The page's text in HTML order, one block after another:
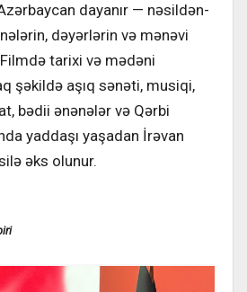
dayanır — nəsildən-
dəyərlərin və mənəvi
Filmdə tarixi və mədəni
şəkildə aşıq sənəti, musiqi,
bədii ənənələr və Qərbi
yaddaşı yaşadan İrəvan
əks olunur.